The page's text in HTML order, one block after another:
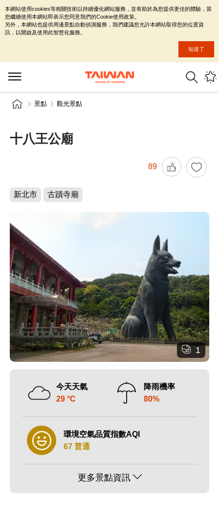
景點 觀光景點
十八王公廟
89
新北市 古蹟寺廟
1
今天天氣
29 °C
降雨機率
80%
環境空氣品質指數AQI
67 普通
更多景點資訊
本網站使用cookies等相關技術以持續優化網站服務，並有助於為您提供更佳的體驗，當
您繼續使用本網站即表示您同意我們的Cookie使用政策。
另外，本網站也提供周邊景點自動偵測服務，我們建議您允許本網站取得您的位置資
訊，以開啟及使用此智慧化服務。
知道了